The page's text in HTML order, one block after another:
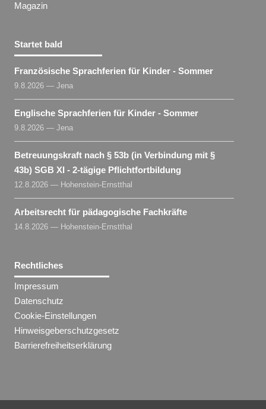
Magazin
Startet bald
Französische Sprachferien für Kinder - Sommer
9.8.2026 — Jena
Englische Sprachferien für Kinder - Sommer
9.8.2026 — Jena
Betreuungskraft nach § 53b (in Verbindung mit §
43b) SGB XI - 2-tägige Pflichtfortbildung
12.8.2026 — Hohenstein-Ernstthal
Arbeitsrecht für pädagogische Fachkräfte
14.8.2026 — Hohenstein-Ernstthal
Rechtliches
Impressum
Datenschutz
Cookie-Einstellungen
Hinweisgeberschutzgesetz
Barrierefreiheitserklärung